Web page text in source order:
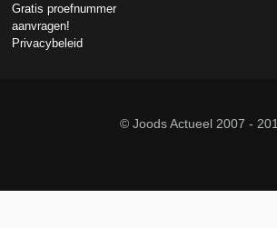
Gratis proefnummer
aanvragen!
Privacybeleid
© Joods Actueel 2007 -